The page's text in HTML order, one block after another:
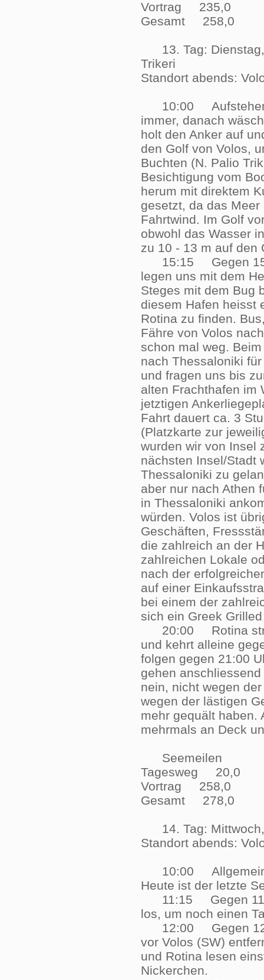
Vortrag 235,0
Gesamt 258,0
13. Tag:
Trikeri
Standort abends:
10:00 Aufstehen
immer, danach
holt den Anker auf
den Golf von Volos,
Buchten (N. Palio
Besichtigung vom
herum mit direktem
gesetzt, da das
Fahrtwind. Im Golf
obwohl das Wasser
zu 10 - 13 m auf
15:15 Gegen
legen uns mit dem
Steges mit dem Bug
diesem Hafen heisst
Rotina zu finden.
Fähre von Volos
schon mal weg.
nach Thessaloniki
und fragen uns bis
alten Frachthafen im
jetztigen
Fahrt dauert ca. 3
(Platzkarte zur
wurden wir von Insel
nächsten Insel/Stadt
Thessaloniki zu
aber nur nach Athen
in Thessaloniki
würden. Volos ist
Geschäften,
die zahlreich an der
zahlreichen Lokale
nach der
auf einer
bei einem der
sich ein Greek
20:00 Rotina
und kehrt alleine
folgen gegen 21:00
gehen
nein, nicht wegen
wegen der lästigen
mehr gequält haben.
mehrmals an Deck
Seemeilen
Tagesweg 20,0
Vortrag 258,0
Gesamt 278,0
14. Tag:
Standort abends:
10:00
Heute ist der letzte
11:15 Gegen
los, um noch einen
12:00 Gegen
vor Volos (SW)
und Rotina lesen
Nickerchen.